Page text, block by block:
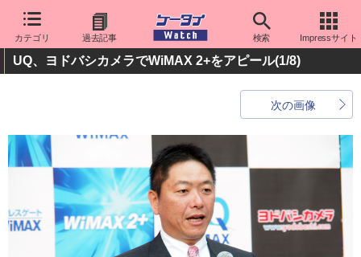
カテゴリ 過去記事 検索 Impressサイト
UQ、ヨドバシカメラでWiMAX 2+をアピール(1/8)
次の画像